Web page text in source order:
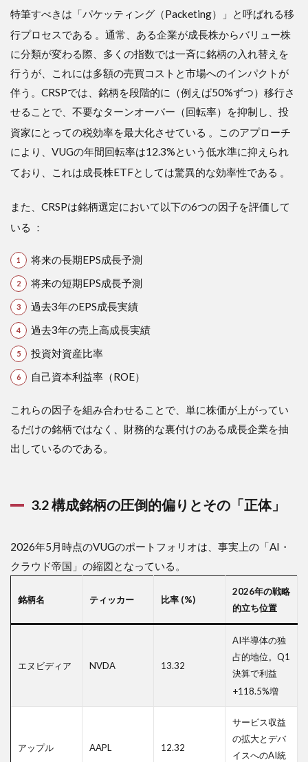
5.1
「ウォ
ルシ
ョッ
ク」：
議長に
よるパ
ムシフ
5.2
5.2 イ
とエ
ネル
ギ
ー・
フレ
着性
5.3
投資
「死
の
への
圧力
5.4 反
トラ
スト
規制
風
6.
的な
提言
特筆すべきは「パケッティング（Packeting）」と呼ばれる移
行プロセスである 。通常、ある企業が成長株からバリュー株
に分類が変わる際、多くの指数では一斉に銘柄の入れ替えを
行うが、これには多額の売買コストと市場へのインパクトが
伴う。CRSPでは、銘柄を段階的に（例えば50%ずつ）移行さ
せることで、不要なターンオーバー（回転率）を抑制し、投
資家にとっての税効率を最大化させている 。このアプローチ
により、VUGの年間回転率は12.3%という低水準に抑えられ
ており、これは成長株ETFとしては驚異的な効率性である 。
また、CRSPは銘柄選定において以下の6つの因子を評価して
いる
：
将来の長期EPS成長予測
将来の短期EPS成長予測
過去3年のEPS成長実績
過去3年の売上高成長実績
投資対資産比率
自己資本利益率（ROE）
これらの因子を組み合わせることで、単に株価が上がってい
るだけの銘柄ではなく、財務的な裏付けのある成長企業を抽
出しているのである。
3.2 構成銘柄の圧倒的偏りとその「正体」
2026年5月時点のVUGのポートフォリオは、事実上の「AI・
クラウド帝国」の縮図となっている。
銘柄名 ティッカー 比率 (%)
2026年の戦略
的立ち位置
エヌビディア NVDA 13.32
AI半導体の独
占的地位。Q1
決算で利益
+118.5%増
アップル AAPL 12.32
サービス収益
の拡大とデバ
イスへのAI統